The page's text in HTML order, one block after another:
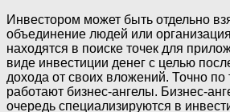
Инвестором может быть отдельно
объединение людей или
находятся в поиске точек для
виде инвестиции денег с целью
дохода от своих вложений. Точно
работают бизнес-ангелы. Бизнес-
очередь специализируются в